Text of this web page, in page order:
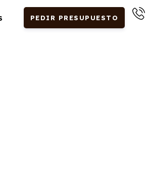
PEDIR PRESUPUESTO